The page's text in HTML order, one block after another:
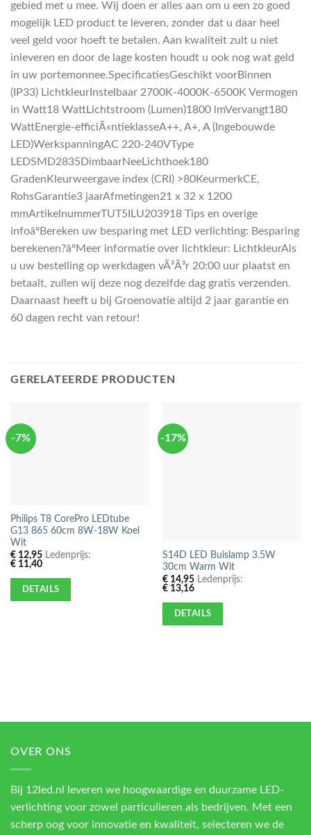
gebied met u mee. Wij doen er alles aan om u een zo goed
mogelijk LED product te leveren, zonder dat u daar heel
veel geld voor hoeft te betalen. Aan kwaliteit zult u niet
inleveren en door de lage kosten houdt u ook nog wat geld
in uw portemonnee.SpecificatiesGeschikt voorBinnen
(IP33) LichtkleurInstelbaar 2700K-4000K-6500K Vermogen
in Watt18 WattLichtstroom (Lumen)1800 lmVervangt180
WattEnergie-efficiÃ«ntieklasseA++, A+, A (Ingebouwde
LED)WerkspanningAC 220-240VType
LEDSMD2835DimbaarNeeLichthoek180
GradenKleurweergave index (CRI) >80KeurmerkCE,
RohsGarantie3 jaarAfmetingen21 x 32 x 1200
mmArtikelnummerTUT5ILU203918 Tips en overige
infoâºBereken uw besparing met LED verlichting: Besparing
berekenen?âºMeer informatie over lichtkleur: LichtkleurAls
u uw bestelling op werkdagen vÃ³Ã³r 20:00 uur plaatst en
betaalt, zullen wij deze nog dezelfde dag gratis verzenden.
Daarnaast heeft u bij Groenovatie altijd 2 jaar garantie en
60 dagen recht van retour!
GERELATEERDE PRODUCTEN
-7%
Philips T8 CorePro LEDtube
G13 865 60cm 8W-18W Koel
Wit
€12,95Ledenprijs:
€11,40
DETAILS
-17%
S14D LED Buislamp 3.5W
30cm Warm Wit
€14,95Ledenprijs:
€13,16
DETAILS
OVER ONS
Bij 12led.nl leveren we hoogwaardige en duurzame LED-
verlichting voor zowel particulieren als bedrijven. Met een
scherp oog voor innovatie en kwaliteit, selecteren we de